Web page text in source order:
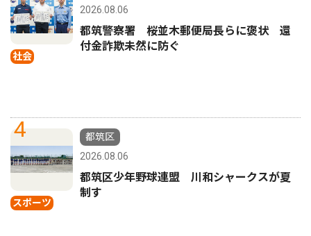
社会
2026.08.06
都筑警察署 桜並木郵便局長らに褒状 還
付金詐欺未然に防ぐ
4
スポーツ
都筑区
2026.08.06
都筑区少年野球連盟 川和シャークスが夏
制す